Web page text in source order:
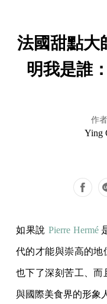
法國甜點大
明我是誰
作者
Ying
如果說 Pierre Hermé
代的才能與崇高的地
也下了深刻苦工、而
與國際美食界的形象